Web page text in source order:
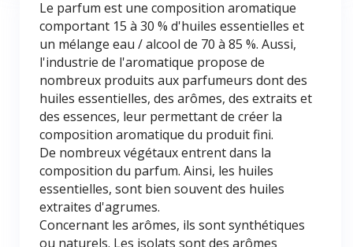
Le parfum est une composition aromatique
comportant 15 à 30 % d'huiles essentielles et
un mélange eau / alcool de 70 à 85 %. Aussi,
l'industrie de l'aromatique propose de
nombreux produits aux parfumeurs dont des
huiles essentielles, des arômes, des extraits et
des essences, leur permettant de créer la
composition aromatique du produit fini.
De nombreux végétaux entrent dans la
composition du parfum. Ainsi, les huiles
essentielles, sont bien souvent des huiles
extraites d'agrumes.
Concernant les arômes, ils sont synthétiques
ou naturels. Les isolats sont des arômes